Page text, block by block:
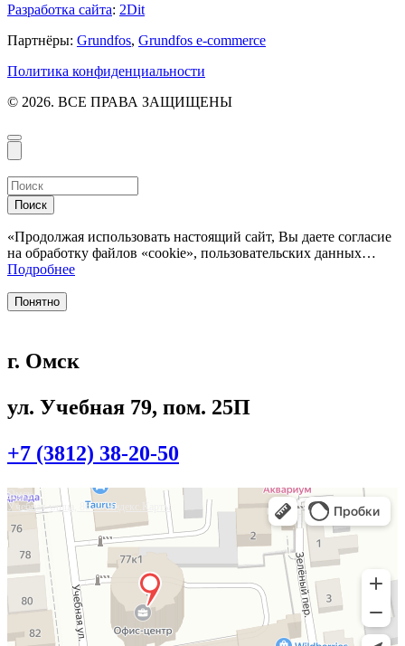
Разработка сайта: 2Dit
Партнёры: Grundfos, Grundfos e-commerce
Политика конфиденциальности
© 2026. ВСЕ ПРАВА ЗАЩИЩЕНЫ
Поиск
«Продолжая использовать настоящий сайт, Вы даете согласие
на обработку файлов «cookie», пользовательских данных…
Подробнее
Понятно
г. Омск
ул. Учебная 79, пом. 25П
+7 (3812) 38-20-50
Омск
Учебная улица, 86 — Яндекс.Карты